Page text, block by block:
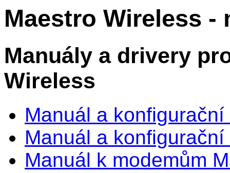
Maestro Wireless -
Manuály a drivery
Wireless
Manuál a
Manuál a
Manuál k modemům